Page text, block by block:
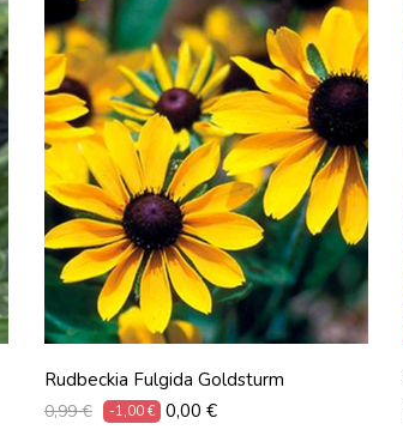
Rudbeckia Fulgida Goldsturm
Prix
0,99 € -1,00 € Prix
0,00 €